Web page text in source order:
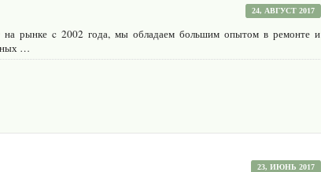
24, АВГУСТ 2017
рынке c 2002 года, мы обладаем большим опытом в ремонте и
…
23, ИЮНЬ 2017